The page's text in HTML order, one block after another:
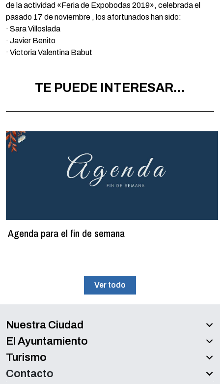
de la actividad «Feria de Expobodas 2019», celebrada el
pasado 17 de noviembre , los afortunados han sido:
· Sara Villoslada
· Javier Benito
· Victoria Valentina Babut
TE PUEDE INTERESAR...
Agenda para el fin de semana
Ver todo
Nuestra Ciudad
El Ayuntamiento
Turismo
Contacto